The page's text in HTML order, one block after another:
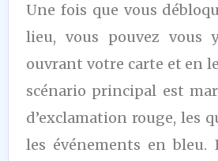
Une fois que vous
lieu, vous pouvez vous
ouvrant votre carte et en
scénario principal est
d’exclamation rouge, les
les événements en bleu.